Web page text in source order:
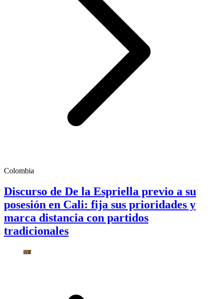
Colombia
Discurso de De la Espriella previo a su
posesión en Cali: fija sus prioridades y
marca distancia con partidos
tradicionales